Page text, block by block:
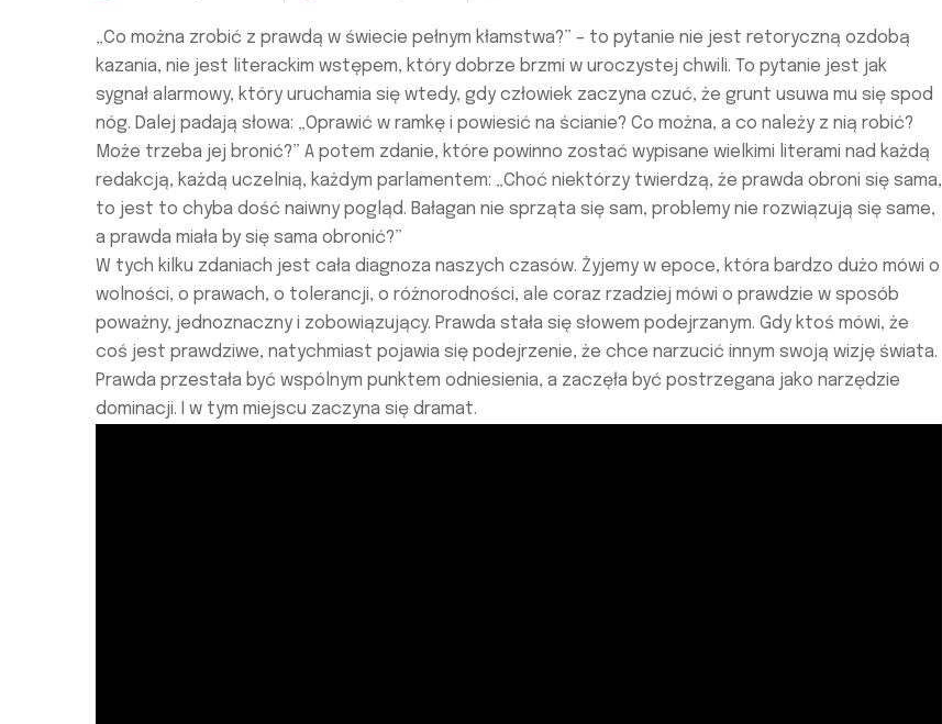
„Co można zrobić z prawdą w świecie pełnym kłamstwa?” – to pytanie nie jest retoryczną ozdobą
kazania, nie jest literackim wstępem, który dobrze brzmi w uroczystej chwili. To pytanie jest jak
sygnał alarmowy, który uruchamia się wtedy, gdy człowiek zaczyna czuć, że grunt usuwa mu się spod
nóg. Dalej padają słowa: „Oprawić w ramkę i powiesić na ścianie? Co można, a co należy z nią robić?
Może trzeba jej bronić?” A potem zdanie, które powinno zostać wypisane wielkimi literami nad każdą
redakcją, każdą uczelnią, każdym parlamentem: „Choć niektórzy twierdzą, że prawda obroni się sama,
to jest to chyba dość naiwny pogląd. Bałagan nie sprząta się sam, problemy nie rozwiązują się same,
a prawda miała by się sama obronić?”
W tych kilku zdaniach jest cała diagnoza naszych czasów. Żyjemy w epoce, która bardzo dużo mówi o
wolności, o prawach, o tolerancji, o różnorodności, ale coraz rzadziej mówi o prawdzie w sposób
poważny, jednoznaczny i zobowiązujący. Prawda stała się słowem podejrzanym. Gdy ktoś mówi, że
coś jest prawdziwe, natychmiast pojawia się podejrzenie, że chce narzucić innym swoją wizję świata.
Prawda przestała być wspólnym punktem odniesienia, a zaczęła być postrzegana jako narzędzie
dominacji. I w tym miejscu zaczyna się dramat.